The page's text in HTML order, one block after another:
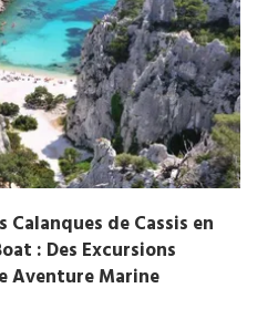
Calanques de Cassis en
: Des Excursions
Aventure Marine